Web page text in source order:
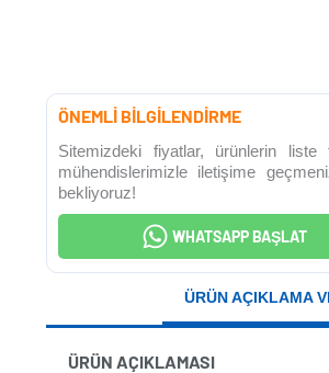
ÖNEMLİ BİLGİLENDİRME
Sitemizdeki fiyatlar, ürünlerin liste
mühendislerimizle iletişime
bekliyoruz!
WHATSAPP BAŞLAT
ÜRÜN AÇIKLAMA
ÜRÜN AÇIKLAMASI